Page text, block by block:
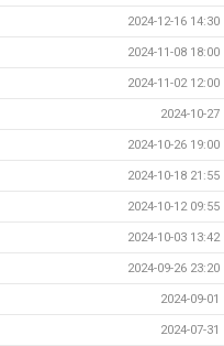
2024-12-16 14:30
2024-11-08 18:00
2024-11-02 12:00
2024-10-27
2024-10-26 19:00
2024-10-18 21:55
2024-10-12 09:55
2024-10-03 13:42
2024-09-26 23:20
2024-09-01
2024-07-31